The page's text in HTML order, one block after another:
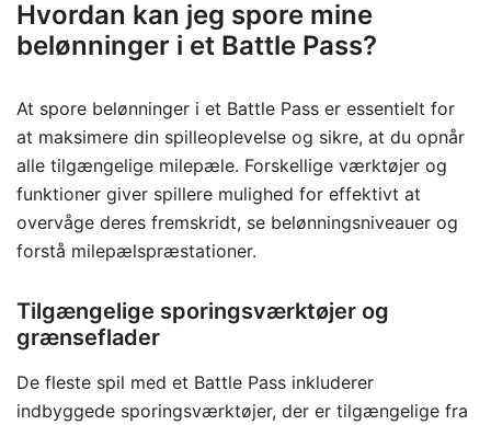
Hvordan kan jeg spore mine
belønninger i et Battle Pass?
At spore belønninger i et Battle Pass er essentielt for
at maksimere din spilleoplevelse og sikre, at du opnår
alle tilgængelige milepæle. Forskellige værktøjer og
funktioner giver spillere mulighed for effektivt at
overvåge deres fremskridt, se belønningsniveauer og
forstå milepælspræstationer.
Tilgængelige sporingsværktøjer og
grænseflader
De fleste spil med et Battle Pass inkluderer
indbyggede sporingsværktøjer, der er tilgængelige fra